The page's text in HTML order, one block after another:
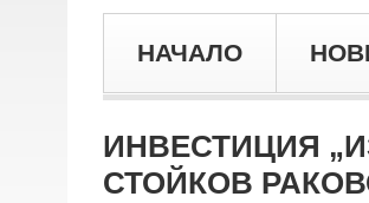
НАЧАЛО
ИНВЕСТИЦИЯ
СТОЙКОВ